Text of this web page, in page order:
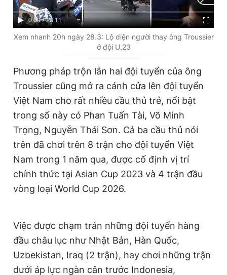
C
u
i
m
e
0:00 / D
u
o
n
28:11
Xem nhanh 20h ngày 28.3: Lộ diện người thay ông Troussier
ở đội U.23
Phương pháp trộn lẫn hai đội tuyển của ông
Troussier cũng mở ra cánh cửa lên đội tuyển
Việt Nam cho rất nhiều cầu thủ trẻ, nổi bật
trong số này có Phan Tuấn Tài, Võ Minh
Trọng, Nguyễn Thái Sơn. Cả ba cầu thủ nói
trên đã chơi trên 8 trận cho đội tuyển Việt
Nam trong 1 năm qua, được cố định vị trí
chính thức tại Asian Cup 2023 và 4 trận đầu
vòng loại World Cup 2026.
Việc được chạm trán những đội tuyển hàng
đầu châu lục như Nhật Bản, Hàn Quốc,
Uzbekistan, Iraq (2 trận), hay chơi những trận
dưới áp lực ngàn cân trước Indonesia,